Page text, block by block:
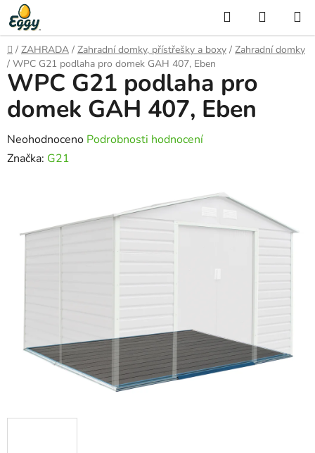
Přejít
na
obsah
Hledat
KOŠÍK
Domů
/ ZAHRADA / Zahradní domky, přístřešky a boxy / Zahradní domky
/ WPC G21 podlaha pro domek GAH 407, Eben
WPC G21 podlaha pro
domek GAH 407, Eben
Průměrné
hodnocení
Neohodnoceno Podrobnosti hodnocení
Značka: G21